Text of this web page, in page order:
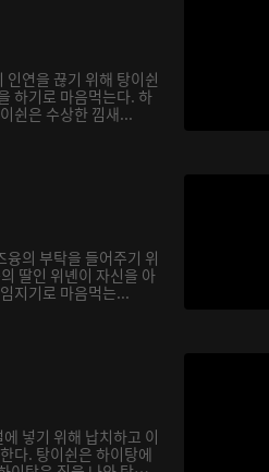
연을 끊기 위해 탕이쉰
하기로 마음먹는다. 하
쉰은 수상한 낌새...
의 부탁을 들어주기 위
딸인 위녠이 자신을 아
지기로 마음먹는...
넣기 위해 납치하고 이
다. 탕이쉰은 하이탕에